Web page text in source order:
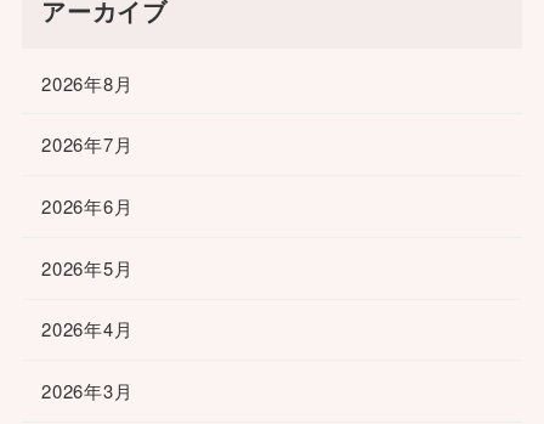
アーカイブ
2026年8月
2026年7月
2026年6月
2026年5月
2026年4月
2026年3月